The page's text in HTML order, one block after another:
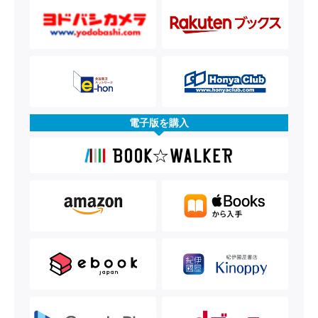
電子版を購入